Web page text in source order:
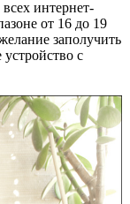
интернет-
от 16 до 19
заполучить
с